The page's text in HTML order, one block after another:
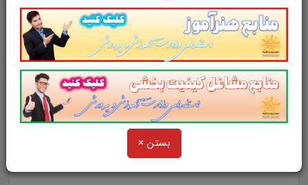
بستن ×
شبیه سازی را برای جلسه آزمون به همراه دارد.
مطالعه این منبع برای همه داوطلبین شرکت کننده
درآزمون های استخدامیپیشنهاد می شود.
از دیگر منابع آزمون استخدامی در
سایت پرتو یادگیری دیدن فرمایید.
و